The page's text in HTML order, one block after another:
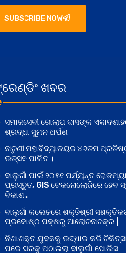
SUBSCRIBE NOW
ଖବର
ସମାଜସେବୀ ଗୋଲାପ ଦାସଙ୍କ
ଶ୍ରଦ୍ଧା ସୁମନ ଅର୍ପଣ
ନାଚୁଣୀ ମହାବିଦ୍ୟାଳୟର ୪୬ତମ
ଉତ୍ସବ ପାଳିତ ।
ବାଲୁଗାଁ ପାଇଁ ୨୦୫୧ ପର୍ଯ୍ୟନ୍ତ
ପ୍ରସ୍ତୁତ, GIS ଟେକନୋଲୋଜିରେ ହେବ
ବିକାଶ..
ବାଲୁଗାଁ କଲେଜରେ ଶକ୍ତିଶ୍ରୀ
ପ୍ରକୋଷ୍ଠ ପକ୍ଷରୁ ଆଲୋଚନାଚକ୍ର |
ନିଶାଶକ୍ତ ଯୁବକକୁ ଉଦ୍ଧାର କରି ଚିକିତ୍ସା
ପରେ ଘରକୁ ପଠାଇଲା ବାଲୁଗାଁ ପୋଲିସ